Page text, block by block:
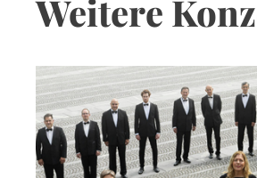
Montag bis Freitag:
9:00 - 13:00 Uhr
14:00 - 17:30 Uhr
Samstag:
Weitere